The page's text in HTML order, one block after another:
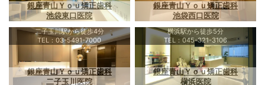
銀座青山Ｙｏｕ矯正歯科
池袋東口医院
銀座青山Ｙｏｕ矯正歯科
池袋西口医院
二子玉川駅から徒歩4分
TEL：03-5491-7000
銀座青山Ｙｏｕ矯正歯科
二子玉川医院
横浜駅から徒歩5分
TEL：045-321-3106
銀座青山Ｙｏｕ矯正歯科
横浜医院